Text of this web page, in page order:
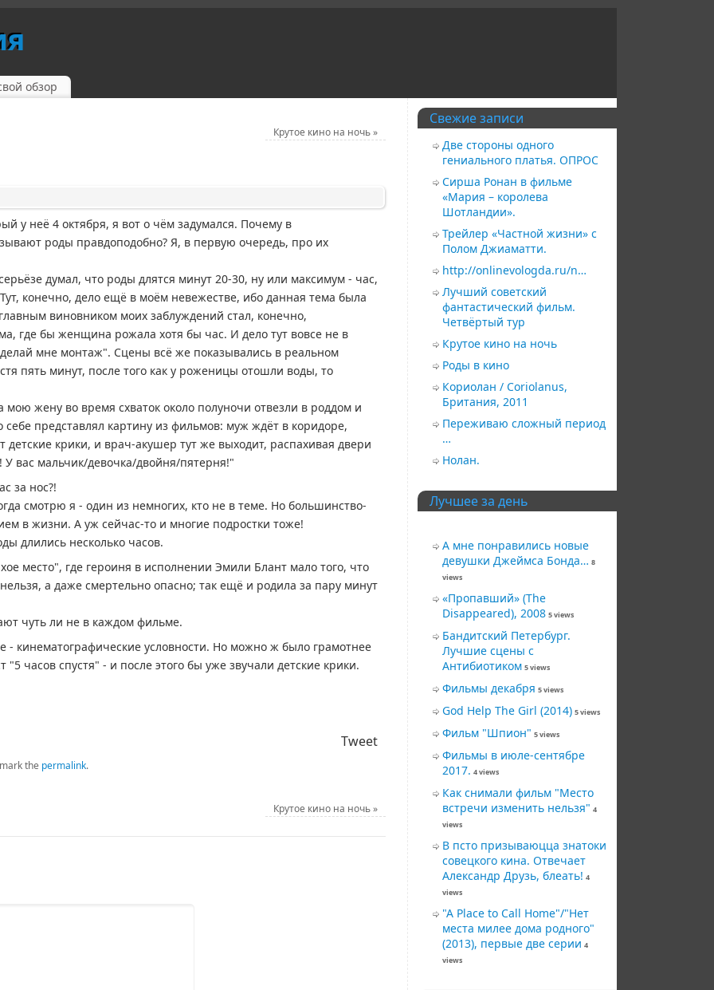
обзор
Крутое кино на ночь»
у неё 4 октября, я вот о чём задумался. Почему в
роды правдоподобно? Я, в первую очередь, про их
думал, что роды длятся минут 20-30, ну или максимум - час,
конечно, дело ещё в моём невежестве, ибо данная тема была
виновником моих заблуждений стал, конечно,
где бы женщина рожала хотя бы час. И дело тут вовсе не в
мне монтаж". Сцены всё же показывались в реальном
пять минут, после того как у роженицы отошли воды, то
жену во время схваток около полуночи отвезли в роддом и
себе представлял картину из фильмов: муж ждёт в коридоре,
детские крики, и врач-акушер тут же выходит, распахивая двери
вас мальчик/девочка/двойня/пятерня!"
за нос?!
смотрю я - один из немногих, кто не в теме. Но большинство-
в жизни. А уж сейчас-то и многие подростки тоже!
длились несколько часов.
место", где героиня в исполнении Эмили Блант мало того, что
а даже смертельно опасно; так ещё и родила за пару минут
чуть ли не в каждом фильме.
- кинематографические условности. Но можно ж было грамотнее
часов спустя" - и после этого бы уже звучали детские крики.
Tweet
the permalink.
Крутое кино на ночь»
Свежие записи
Две стороны одного
гениального платья. ОПРОС
Сирша Ронан в фильме
«Мария – королева
Шотландии».
Трейлер «Частной жизни» с
Полом Джиаматти.
http://onlinevologda.ru/n…
Лучший советский
фантастический фильм.
Четвёртый тур
Крутое кино на ночь
Роды в кино
Кориолан / Coriolanus,
Британия, 2011
Переживаю сложный период
…
Нолан.
Лучшее за день
А мне понравились новые
девушки Джеймса Бонда… 8
views
«Пропавший» (The
Disappeared), 2008 5 views
Бандитский Петербург.
Лучшие сцены с
Антибиотиком 5 views
Фильмы декабря 5 views
God Help The Girl (2014) 5 views
Фильм "Шпион" 5 views
Фильмы в июле-сентябре
2017. 4 views
Как снимали фильм "Место
встречи изменить нельзя" 4
views
В псто призываюцца знатоки
совецкого кина. Отвечает
Александр Друзь, блеать! 4
views
"A Place to Call Home"/"Нет
места милее дома родного"
(2013), первые две серии 4
views